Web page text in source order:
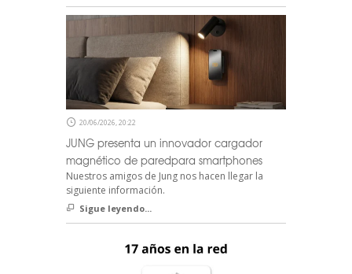
20/06/2026, 20:22
JUNG presenta un innovador cargador
magnético de paredpara smartphones
Nuestros amigos de Jung nos hacen llegar la
siguiente información.
Sigue leyendo...